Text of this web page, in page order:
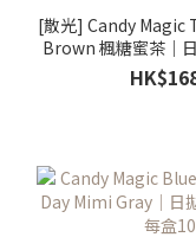
[散光] Candy Magic
Brown 楓糖蜜茶｜
眼鏡｜每